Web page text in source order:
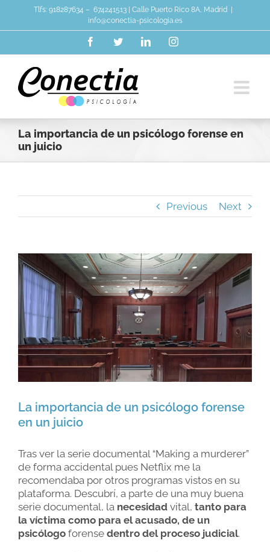
content
Tlfs: 918287634 – 674241513 | Calle Puerto Rico 8A, Madrid
info@conectia-psicologia.es
FacebookTwitterLinkedInInstagram
La importancia de un psicólogo forense en
un juicio
Previous Next
View
Larger
Image
La importancia de un psicólogo forense
en un juicio
Tras ver la serie documental “Making a murderer”
de forma accidental pues Netflix me la
recomendaba por otros programas vistos en su
plataforma. Descubrí, a parte de una muy buena
serie documental, la necesidad vital, tanto para
la víctima como para el acusado, de un
psicólogo forense dentro del proceso judicial.